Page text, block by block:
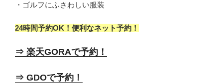
・ゴルフにふさわしい服装
24時間予約OK！便利なネット予約！
⇒ 楽天GORAで予約！
⇒ GDOで予約！